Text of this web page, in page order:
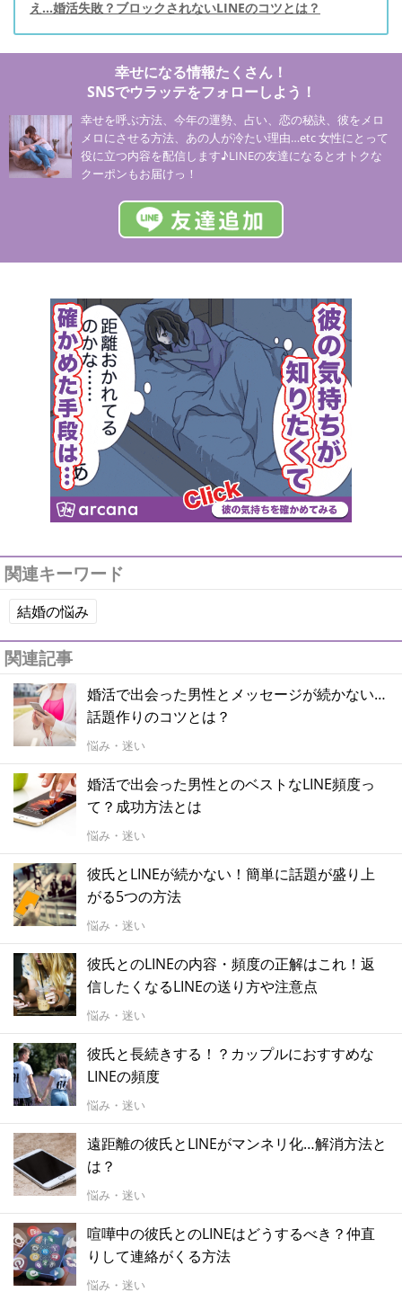
え…婚活失敗？ブロックされないLINEのコツとは？
幸せになる情報たくさん！
SNSでウラッテをフォローしよう！
幸せを呼ぶ方法、今年の運勢、占い、恋の秘訣、彼をメロ
メロにさせる方法、あの人が冷たい理由…etc 女性にとって
役に立つ内容を配信します♪LINEの友達になるとオトクな
クーポンもお届けっ！
関連キーワード
結婚の悩み
関連記事
婚活で出会った男性とメッセージが続かない…
話題作りのコツとは？
悩み・迷い
婚活で出会った男性とのベストなLINE頻度っ
て？成功方法とは
悩み・迷い
彼氏とLINEが続かない！簡単に話題が盛り上
がる5つの方法
悩み・迷い
彼氏とのLINEの内容・頻度の正解はこれ！返
信したくなるLINEの送り方や注意点
悩み・迷い
彼氏と長続きする！？カップルにおすすめな
LINEの頻度
悩み・迷い
遠距離の彼氏とLINEがマンネリ化…解消方法と
は？
悩み・迷い
喧嘩中の彼氏とのLINEはどうするべき？仲直
りして連絡がくる方法
悩み・迷い